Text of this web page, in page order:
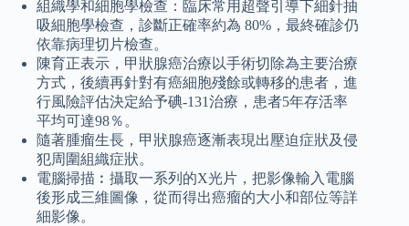
組織學和細胞學檢查：臨床常用超聲引導下細針抽
吸細胞學檢查，診斷正確率約為 80%，最終確診仍
依靠病理切片檢查。
陳育正表示，甲狀腺癌治療以手術切除為主要治療
方式，後續再針對有癌細胞殘餘或轉移的患者，進
行風險評估決定給予碘-131治療，患者5年存活率
平均可達98％。
隨著腫瘤生長，甲狀腺癌逐漸表現出壓迫症狀及侵
犯周圍組織症狀。
電腦掃描︰攝取一系列的X光片，把影像輸入電腦
後形成三維圖像，從而得出癌瘤的大小和部位等詳
細影像。